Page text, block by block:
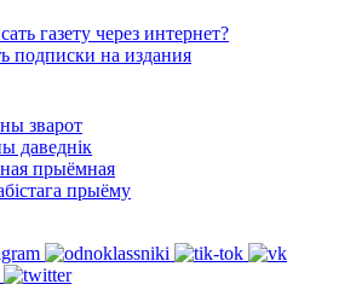
газету через интернет?
подписки на издания
зварот
даведнік
прыёмная
прыёму